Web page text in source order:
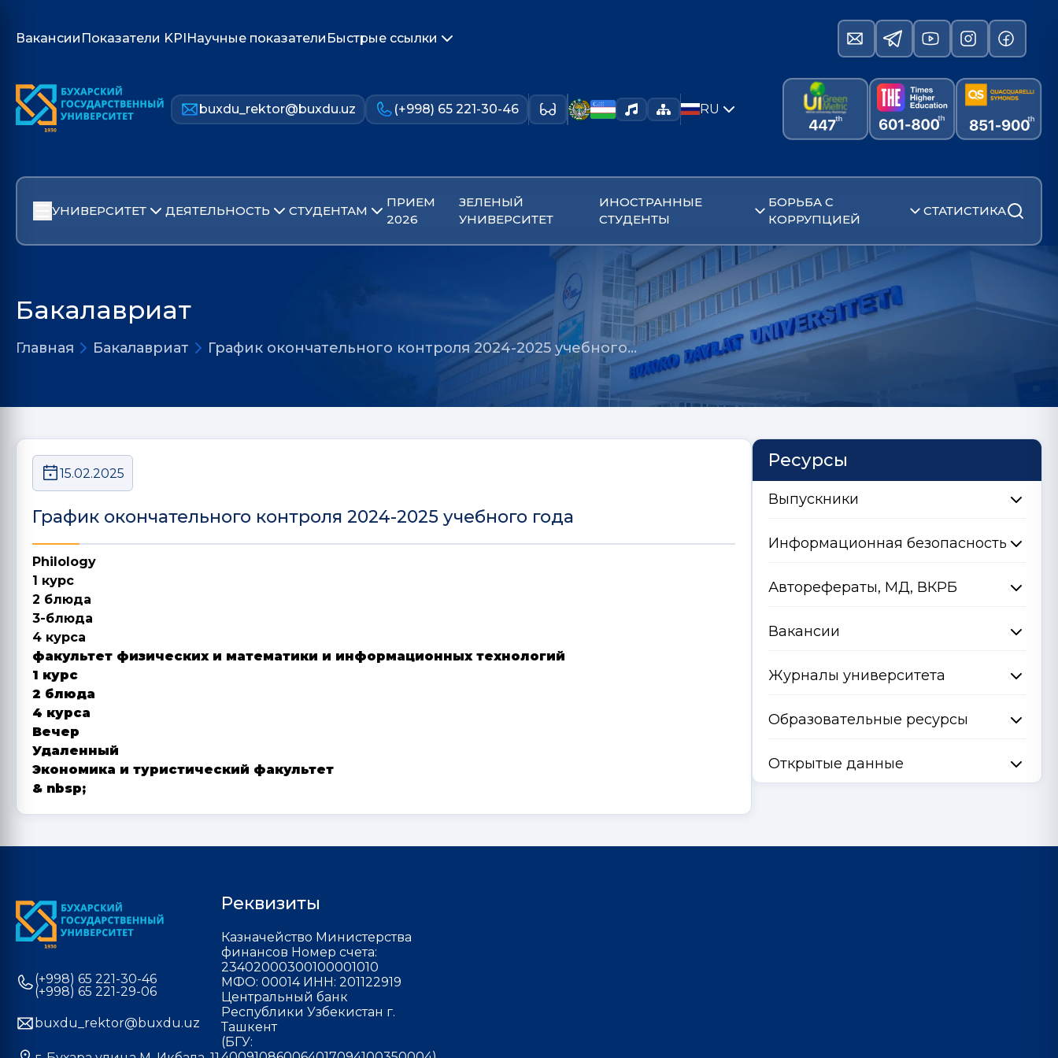
Вакансии Показатели KPIНаучные показатели Быстрые ссылки
buxdu_rektor@buxdu.uz (+998) 65 221-30-46 RU
УНИВЕРСИТЕТ ДЕЯТЕЛЬНОСТЬ СТУДЕНТАМ
ПРИЕМ
2026
ЗЕЛЕНЫЙ
УНИВЕРСИТЕТ
ИНОСТРАННЫЕ
СТУДЕНТЫ
БОРЬБА С
КОРРУПЦИЕЙ
СТАТИСТИКА
Бакалавриат
Главная Бакалавриат График окончательного контроля 2024-2025 учебного…
15.02.2025
График окончательного контроля 2024-2025 учебного года
Philology
1 курс
2 блюда
3-блюда
4 курса
факультет физических и математики и информационных технологий
1 курс
2 блюда
4 курса
Вечер
Удаленный
Экономика и туристический факультет
& nbsp;
Ресурсы
Выпускники
Информационная безопасность
Авторефераты, МД, ВКРБ
Вакансии
Журналы университета
Образовательные ресурсы
Открытые данные
(+998) 65 221-30-46
(+998) 65 221-29-06
buxdu_rektor@buxdu.uz
Реквизиты
Казначейство Министерства
финансов Номер счета:
23402000300100001010
МФО: 00014 ИНН: 201122919
Центральный банк
Республики Узбекистан г.
Ташкент
(БГУ: